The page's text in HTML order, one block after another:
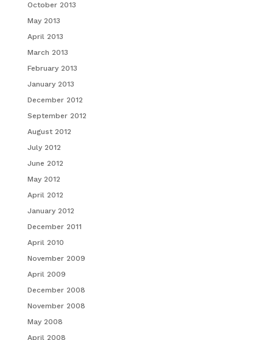
October 2013
May 2013
April 2013
March 2013
February 2013
January 2013
December 2012
September 2012
August 2012
July 2012
June 2012
May 2012
April 2012
January 2012
December 2011
April 2010
November 2009
April 2009
December 2008
November 2008
May 2008
April 2008